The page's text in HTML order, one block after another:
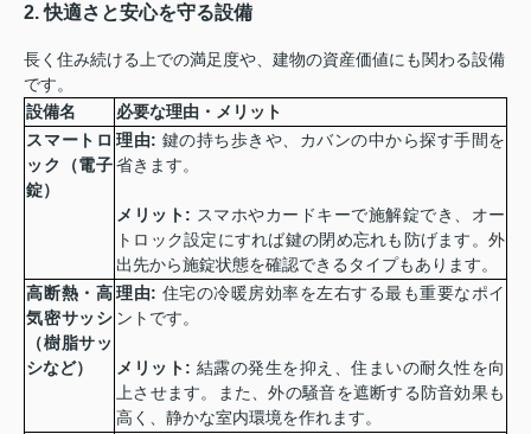
2. 快適さと安心を守る設備
長く住み続ける上での満足度や、建物の資産価値にも関わる設備
です。
設備名
必要な理由・メリット
スマートロ
ック（電子
錠）
理由: 鍵の持ち歩きや、カバンの中から探す手間を
省きます。
メリット: スマホやカードキーで施解錠でき、オー
トロック設定にすれば鍵の閉め忘れも防げます。外
出先から施錠状態を確認できるタイプもあります。
高断熱・高
気密サッシ
（樹脂サッ
シなど）
理由: 住宅の冷暖房効率を左右する最も重要なポイ
ントです。
メリット: 結露の発生を抑え、住まいの耐久性を向
上させます。また、外の騒音を遮断する防音効果も
高く、静かな室内環境を作れます。